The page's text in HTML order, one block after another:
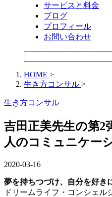
サービスと料金
ブログ
プロフィール
お問い合わせ
HOME >
生き方コンサル >
生き方コンサル
吉田正美先生の第
人のコミュニケー
2020-03-16
夢を持ちつづけ、自分を好き
ドリームライフ・コンシェル